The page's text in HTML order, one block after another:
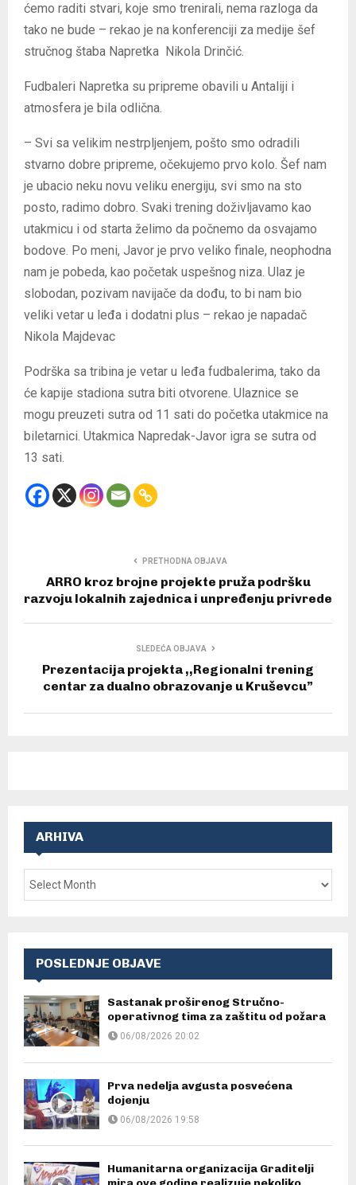
ćemo raditi stvari, koje smo trenirali, nema razloga da
tako ne bude – rekao je na konferenciji za medije šef
stručnog štaba Napretka Nikola Drinčić.
Fudbaleri Napretka su pripreme obavili u Antaliji i
atmosfera je bila odlična.
– Svi sa velikim nestrpljenjem, pošto smo odradili
stvarno dobre pripreme, očekujemo prvo kolo. Šef nam
je ubacio neku novu veliku energiju, svi smo na sto
posto, radimo dobro. Svaki trening doživljavamo kao
utakmicu i od starta želimo da počnemo da osvajamo
bodove. Po meni, Javor je prvo veliko finale, neophodna
nam je pobeda, kao početak uspešnog niza. Ulaz je
slobodan, pozivam navijače da dođu, to bi nam bio
veliki vetar u leđa i dodatni plus – rekao je napadač
Nikola Majdevac
Podrška sa tribina je vetar u leđa fudbalerima, tako da
će kapije stadiona sutra biti otvorene. Ulaznice se
mogu preuzeti sutra od 11 sati do početka utakmice na
biletarnici. Utakmica Napredak-Javor igra se sutra od
13 sati.
PRETHODNA OBJAVA
ARRO kroz brojne projekte pruža podršku
razvoju lokalnih zajednica i unpređenju privrede
SLEDEĆA OBJAVA
Prezentacija projekta ,,Regionalni trening
centar za dualno obrazovanje u Kruševcu”
ARHIVA
POSLEDNJE OBJAVE
Sastanak proširenog Stručno-
operativnog tima za zaštitu od požara
06/08/2026 20:02
Prva nedelja avgusta posvećena
dojenju
06/08/2026 19:58
Humanitarna organizacija Graditelji